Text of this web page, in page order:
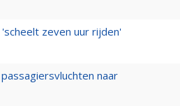
zeven uur rijden'
naar